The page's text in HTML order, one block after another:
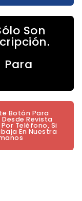
Son
Para
Botón Para
Revista
Por Teléfono, Si
En Nuestra